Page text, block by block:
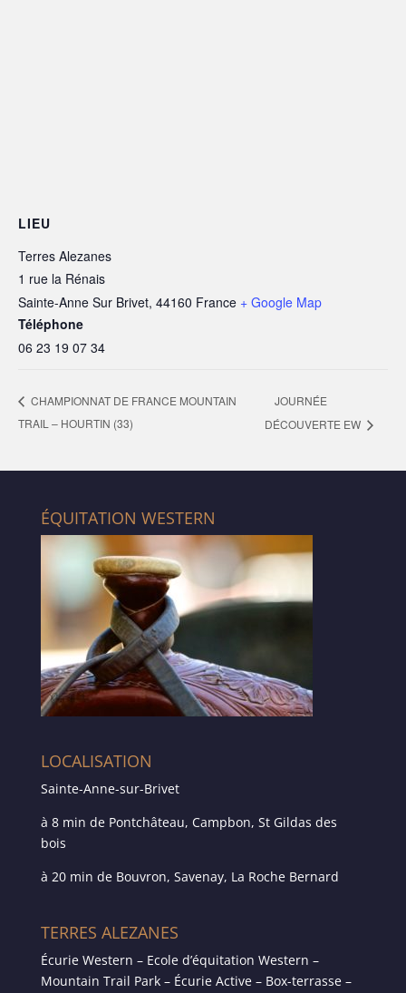
LIEU
Terres Alezanes
1 rue la Rénais
Sainte-Anne Sur Brivet, 44160 France + Google Map
Téléphone
06 23 19 07 34
CHAMPIONNAT DE FRANCE MOUNTAIN
TRAIL – HOURTIN (33)
JOURNÉE
DÉCOUVERTE EW
ÉQUITATION WESTERN
LOCALISATION
Sainte-Anne-sur-Brivet
à 8 min de Pontchâteau, Campbon, St Gildas des
bois
à 20 min de Bouvron, Savenay, La Roche Bernard
TERRES ALEZANES
Écurie Western – Ecole d’équitation Western –
Mountain Trail Park – Écurie Active – Box-terrasse –